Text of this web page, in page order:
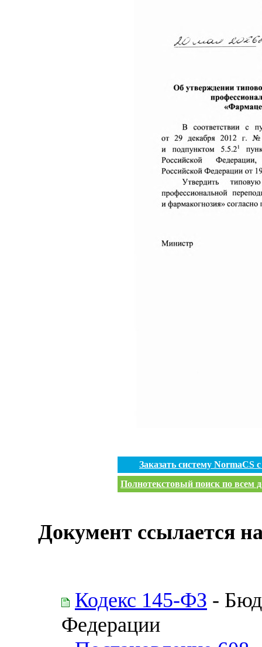
Заказать систему
Полнотекстовый поиск по всем
Документ ссылается
Кодекс 145-ФЗ -
Федерации